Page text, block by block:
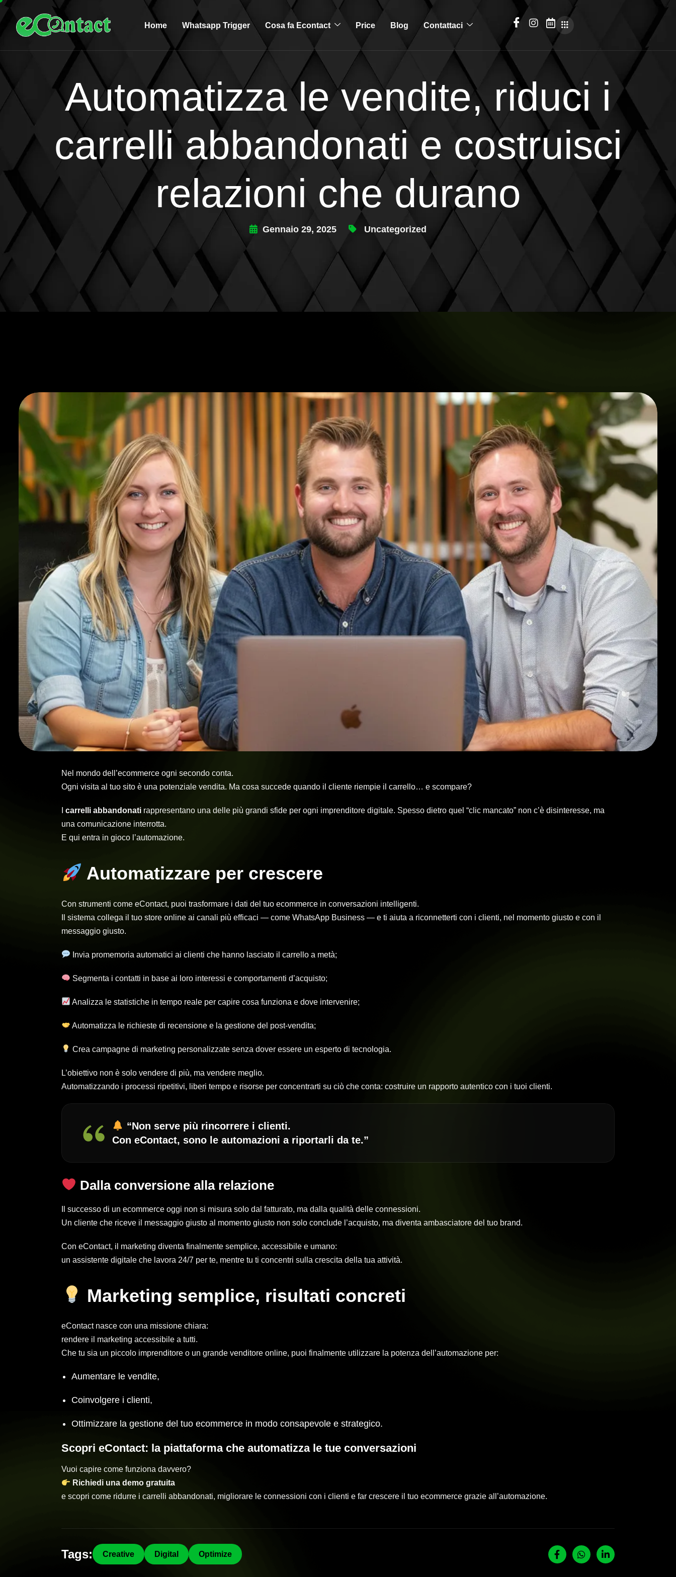
Home Whatsapp Trigger Cosa fa Econtact Price Blog Contattaci
Automatizza le vendite, riduci i
carrelli abbandonati e costruisci
relazioni che durano
Gennaio 29, 2025 Uncategorized
Nel mondo dell’ecommerce ogni secondo conta.
Ogni visita al tuo sito è una potenziale vendita. Ma cosa succede quando il cliente riempie il carrello… e scompare?
carrelli abbandonati rappresentano una delle più grandi sfide per ogni imprenditore digitale. Spesso dietro quel “clic mancato” non c’è disinteresse, ma
una comunicazione interrotta.
E qui entra in gioco l’automazione.
Automatizzare per crescere
Con strumenti come eContact, puoi trasformare i dati del tuo ecommerce in conversazioni intelligenti.
Il sistema collega il tuo store online ai canali più efficaci — come WhatsApp Business — e ti aiuta a riconnetterti con i clienti, nel momento giusto e con il
messaggio giusto.
Invia promemoria automatici ai clienti che hanno lasciato il carrello a metà;
Segmenta i contatti in base ai loro interessi e comportamenti d’acquisto;
Analizza le statistiche in tempo reale per capire cosa funziona e dove intervenire;
Automatizza le richieste di recensione e la gestione del post-vendita;
Crea campagne di marketing personalizzate senza dover essere un esperto di tecnologia.
L’obiettivo non è solo vendere di più, ma vendere meglio.
Automatizzando i processi ripetitivi, liberi tempo e risorse per concentrarti su ciò che conta: costruire un rapporto autentico con i tuoi clienti.
“Non serve più rincorrere i clienti.
Con eContact, sono le automazioni a riportarli da te.”
Dalla conversione alla relazione
Il successo di un ecommerce oggi non si misura solo dal fatturato, ma dalla qualità delle connessioni.
Un cliente che riceve il messaggio giusto al momento giusto non solo conclude l’acquisto, ma diventa ambasciatore del tuo brand.
Con eContact, il marketing diventa finalmente semplice, accessibile e umano:
un assistente digitale che lavora 24/7 per te, mentre tu ti concentri sulla crescita della tua attività.
Marketing semplice, risultati concreti
eContact nasce con una missione chiara:
rendere il marketing accessibile a tutti.
Che tu sia un piccolo imprenditore o un grande venditore online, puoi finalmente utilizzare la potenza dell’automazione per:
Aumentare le vendite,
Coinvolgere i clienti,
Ottimizzare la gestione del tuo ecommerce in modo consapevole e strategico.
Scopri eContact: la piattaforma che automatizza le tue conversazioni
Vuoi capire come funziona davvero?
Richiedi una demo gratuita
e scopri come ridurre i carrelli abbandonati, migliorare le connessioni con i clienti e far crescere il tuo ecommerce grazie all’automazione.
Tags: Creative Digital Optimize